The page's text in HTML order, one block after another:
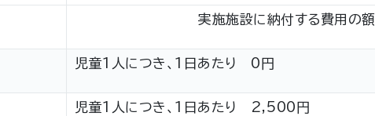
実施施設に納付する費用の額
児童1人につき、1日あたり 0円
児童1人につき、1日あたり 2,500円